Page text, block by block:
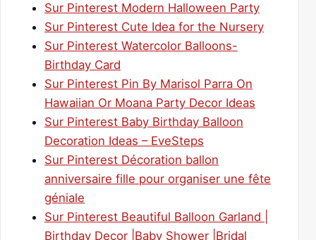
Sur Pinterest Modern Halloween Party
Sur Pinterest Cute Idea for the Nursery
Sur Pinterest Watercolor Balloons-
Birthday Card
Sur Pinterest Pin By Marisol Parra On
Hawaiian Or Moana Party Decor Ideas
Sur Pinterest Baby Birthday Balloon
Decoration Ideas – EveSteps
Sur Pinterest Décoration ballon
anniversaire fille pour organiser une fête
géniale
Sur Pinterest Beautiful Balloon Garland |
Birthday Decor |Baby Shower |Bridal